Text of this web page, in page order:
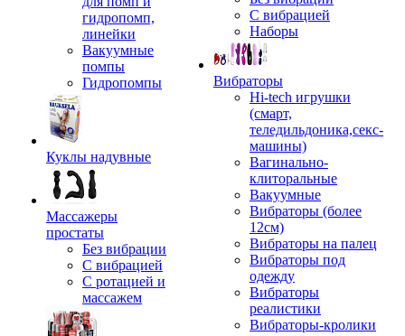
гидропомп,
линейки
Вакуумные
помпы
Гидропомпы
Куклы надувные
Массажеры
простаты
Без вибрации
С вибрацией
С ротацией и
массажем
С вибрацией
Наборы
Вибраторы
Hi-tech игрушки
(смарт,
теледильдоника,секс-
машины)
Вагинально-
клиторальные
Вакуумные
Вибраторы (более
12см)
Вибраторы на палец
Вибраторы под
одежду
Вибраторы
реалистики
Вибраторы-кролики